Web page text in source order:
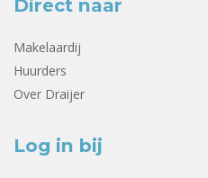
Direct naar
Makelaardij
Huurders
Over Draijer
Log in bij